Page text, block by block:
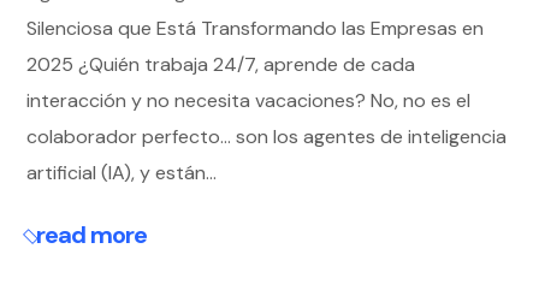
Silenciosa que Está Transformando las Empresas en
2025 ¿Quién trabaja 24/7, aprende de cada
interacción y no necesita vacaciones? No, no es el
colaborador perfecto… son los agentes de inteligencia
artificial (IA), y están...
read more